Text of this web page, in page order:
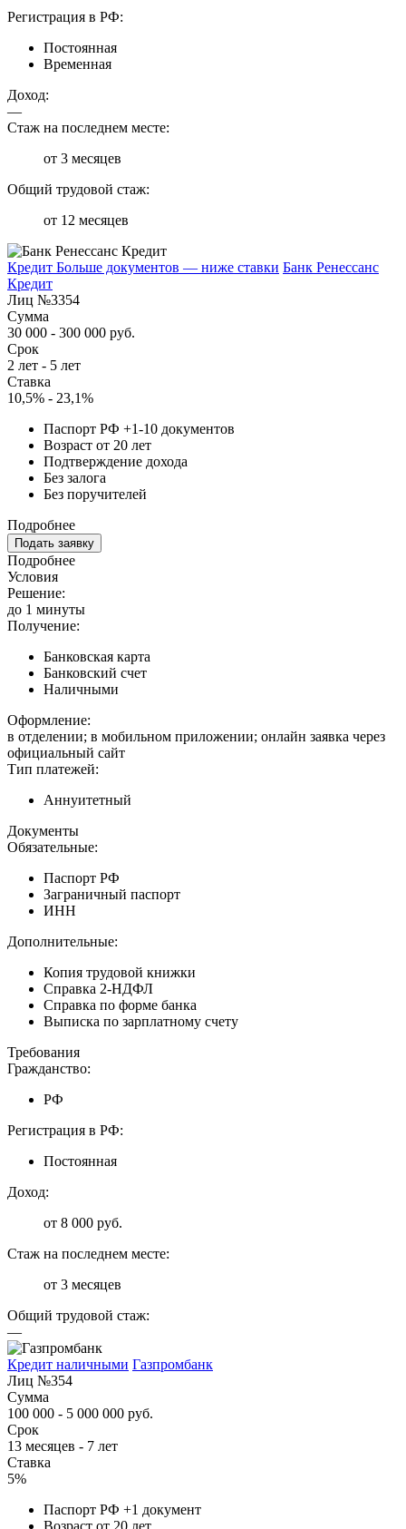
Регистрация в РФ:
Постоянная
Временная
Доход:
—
Стаж на последнем месте:
от 3 месяцев
Общий трудовой стаж:
от 12 месяцев
Кредит Больше документов — ниже ставки Банк Ренессанс
Кредит
Лиц №3354
Сумма
30 000 - 300 000 руб.
Срок
2 лет - 5 лет
Ставка
10,5% - 23,1%
Паспорт РФ +1-10 документов
Возраст от 20 лет
Подтверждение дохода
Без залога
Без поручителей
Подробнее
Подать заявку
Подробнее
Условия
Решение:
до 1 минуты
Получение:
Банковская карта
Банковский счет
Наличными
Оформление:
в отделении; в мобильном приложении; онлайн заявка через
официальный сайт
Тип платежей:
Аннуитетный
Документы
Обязательные:
Паспорт РФ
Заграничный паспорт
ИНН
Дополнительные:
Копия трудовой книжки
Справка 2-НДФЛ
Справка по форме банка
Выписка по зарплатному счету
Требования
Гражданство:
РФ
Регистрация в РФ:
Постоянная
Доход:
от 8 000 руб.
Стаж на последнем месте:
от 3 месяцев
Общий трудовой стаж:
—
Кредит наличными Газпромбанк
Лиц №354
Сумма
100 000 - 5 000 000 руб.
Срок
13 месяцев - 7 лет
Ставка
5%
Паспорт РФ +1 документ
Возраст от 20 лет